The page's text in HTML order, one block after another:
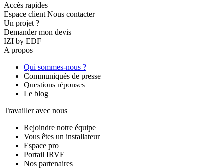
Accès rapides
Espace client Nous contacter
Un projet ?
Demander mon devis
IZI by EDF
A propos
Qui sommes-nous ?
Communiqués de presse
Questions réponses
Le blog
Travailler avec nous
Rejoindre notre équipe
Vous êtes un installateur
Espace pro
Portail IRVE
Nos partenaires